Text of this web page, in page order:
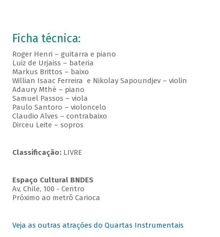
Ficha técnica:
Roger Henri – guitarra e piano
Luiz de Urjaiss – bateria
Markus Brittos – baixo
Willian Isaac Ferreira e Nikolay Sapoundjev – violin
Adaury Mthé – piano
Samuel Passos – viola
Paulo Santoro – violoncelo
Claudio Alves – contrabaixo
Dirceu Leite – sopros
Classificação:LIVRE
Espaço Cultural BNDES
Av, Chile, 100 - Centro
Próximo ao metrô Carioca
Veja as outras atrações do Quartas Instrumentais